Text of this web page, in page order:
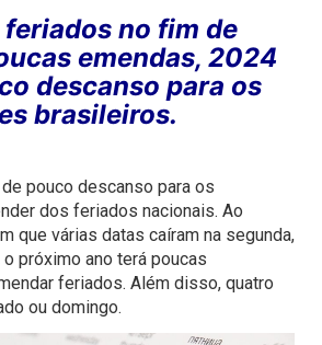
no fim de
emendas, 2024
descanso para os
brasileiros.
pouco descanso para os
dos feriados nacionais. Ao
que várias datas caíram na segunda,
próximo ano terá poucas
feriados. Além disso, quatro
ou domingo.